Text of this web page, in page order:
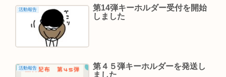
活動報告
第14弾キーホルダー受付を開始
しました
活動報告
第４５弾キーホルダーを発送し
ました